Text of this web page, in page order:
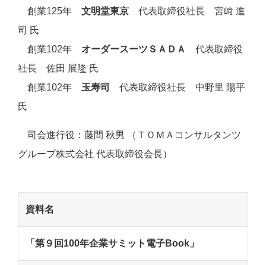
創業125年 文明堂東京 代表取締役社長 宮﨑 進
司 氏
創業102年 オーダースーツＳＡＤＡ
代表取締役
社長 佐田 展隆 氏
創業102年 玉寿司
代表取締役社長 中野里 陽平
氏
司会進行役：藤間 秋男 （ＴＯＭＡコンサルタンツ
グループ株式会社 代表取締役会長）
資料名
「第９回100年企業サミット電子Book 」